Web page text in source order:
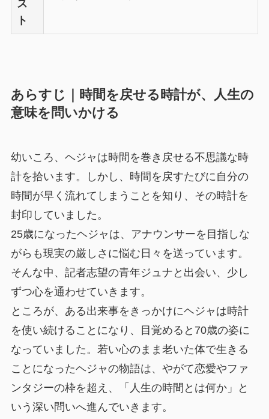
ス
ト
あらすじ｜時間を戻せる時計が、人生の
意味を問いかける
幼いころ、ヘジャは時間を巻き戻せる不思議な時
計を拾います。しかし、時間を戻すたびに自分の
時間が早く流れてしまうことを知り、その時計を
封印していました。
25歳になったヘジャは、アナウンサーを目指しな
がらも現実の厳しさに悩む日々を送っています。
そんな中、記者志望の青年ジュナと出会い、少し
ずつ心を通わせていきます。
ところが、ある出来事をきっかけにヘジャは時計
を使い続けることになり、目覚めると70歳の姿に
なっていました。若い心のまま老いた体で生きる
ことになったヘジャの物語は、やがて恋愛やファ
ンタジーの枠を超え、「人生の時間とは何か」と
いう深い問いへ進んでいきます。